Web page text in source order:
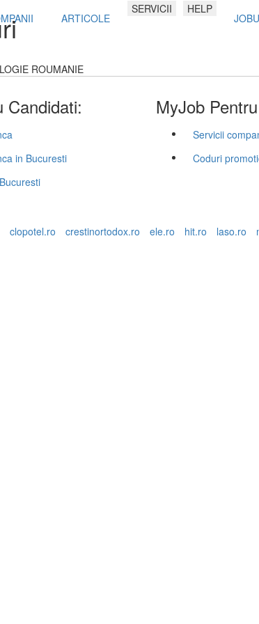
ARTICOLE
SERVICII HELP
ROUMANIE
Candidati:
in Bucuresti
MyJob
Servicii
Coduri
clopotel.ro crestinortodox.ro ele.ro hit.ro laso.ro